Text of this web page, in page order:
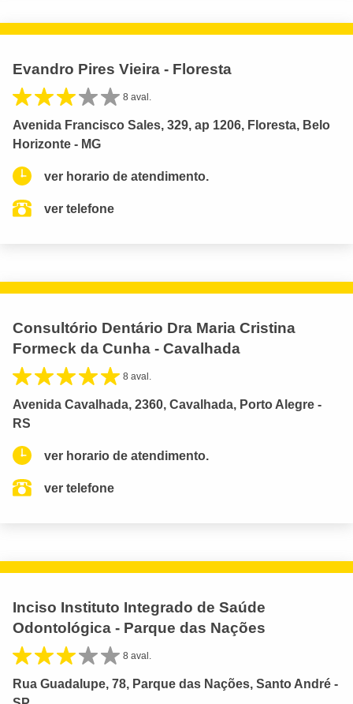
Evandro Pires Vieira - Floresta
8 aval.
Avenida Francisco Sales, 329, ap 1206, Floresta, Belo
Horizonte - MG
ver horario de atendimento.
ver telefone
Consultório Dentário Dra Maria Cristina
Formeck da Cunha - Cavalhada
8 aval.
Avenida Cavalhada, 2360, Cavalhada, Porto Alegre -
RS
ver horario de atendimento.
ver telefone
Inciso Instituto Integrado de Saúde
Odontológica - Parque das Nações
8 aval.
Rua Guadalupe, 78, Parque das Nações, Santo André -